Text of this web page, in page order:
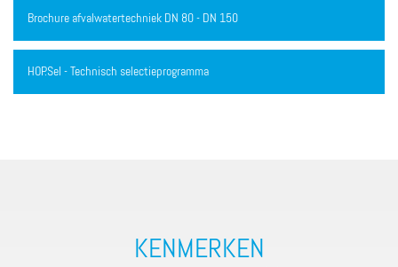
Brochure afvalwatertechniek DN 80 - DN 150
HOP.Sel - Technisch selectieprogramma
KENMERKEN